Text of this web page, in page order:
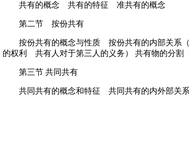
共有的概念 共有的特征 准共有的概念
第二节 按份共有
按份共有的概念与性质 按份共有的内部关系（
的权利 共有人对于第三人的义务） 共有物的分割
第三节 共同共有
共同共有的概念和特征 共同共有的内外部关系